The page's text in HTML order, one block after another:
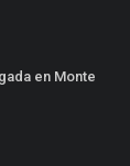
en Monte